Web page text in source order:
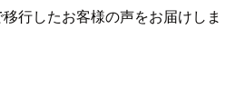
行したお客様の声をお届けしま